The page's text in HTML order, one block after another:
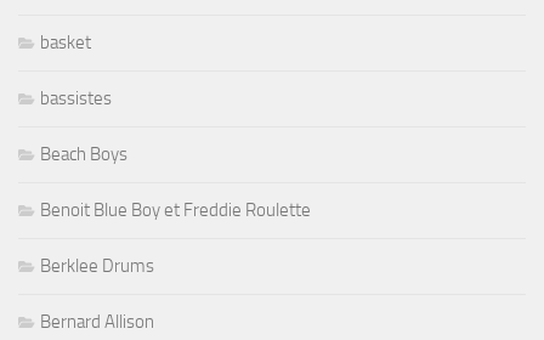
basket
bassistes
Beach Boys
Benoit Blue Boy et Freddie Roulette
Berklee Drums
Bernard Allison